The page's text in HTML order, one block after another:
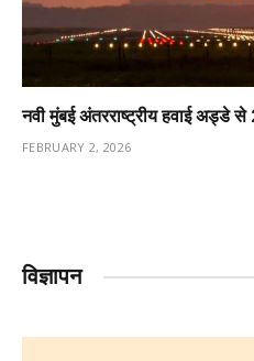
नवी मुंबई अंतरराष्ट्रीय हवाई अड्डे
FEBRUARY 2, 2026
विज्ञापन